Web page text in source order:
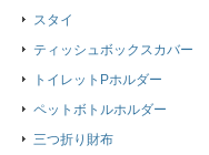
スタイ
ティッシュボックスカバー
トイレットPホルダー
ペットボトルホルダー
三つ折り財布